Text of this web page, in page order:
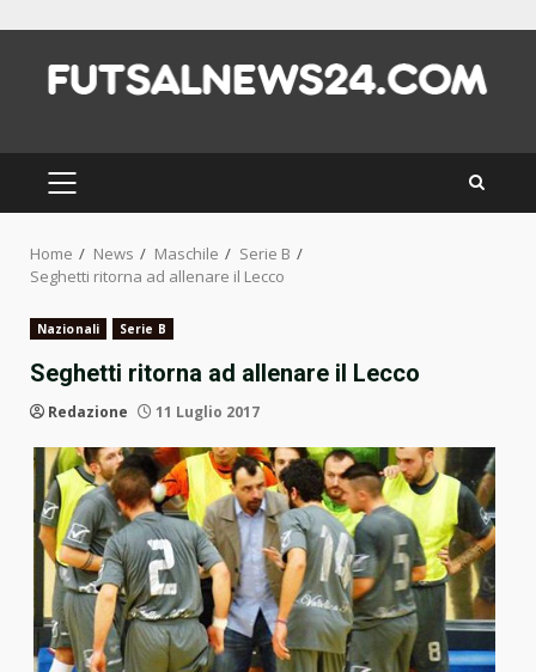
content
PRIMARY
MENU
Home News Maschile
Serie B
Seghetti ritorna ad allenare il Lecco
Nazionali Serie B
Seghetti ritorna ad allenare il Lecco
Redazione 11 Luglio 2017